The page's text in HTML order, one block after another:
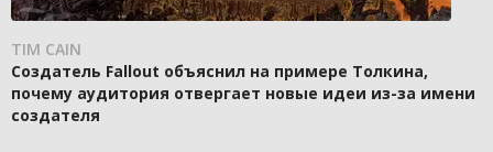
TIM CAIN
Создатель Fallout объяснил на примере Толкина,
почему аудитория отвергает новые идеи из-за имени
создателя